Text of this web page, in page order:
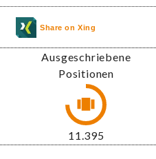
Share on Xing
Ausgeschriebene
Positionen
13.336